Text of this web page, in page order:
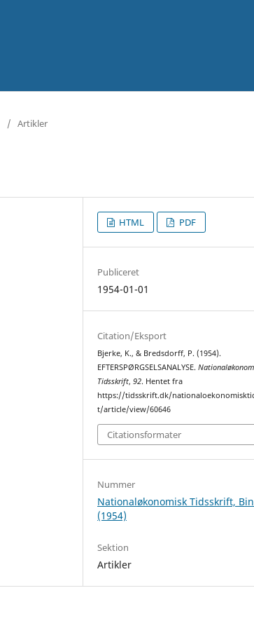
/ Artikler
HTML PDF
Publiceret
1954-01-01
Citation/Eksport
Bjerke, K., & Bredsdorff, P. (1954).
EFTERSPØRGSELSANALYSE.
Tidsskrift,92. Hentet fra
https://tidsskrift.dk/
t/article/view/60646
Citationsformater
Nummer
Nationaløkonomisk Tidsskrift,
(1954)
Sektion
Artikler